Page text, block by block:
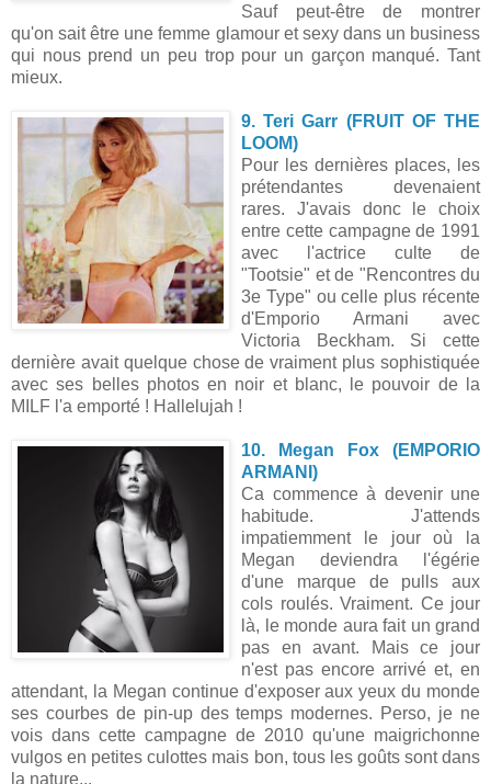
Sauf peut-être de montrer
qu'on sait être une femme glamour et sexy dans un business
qui nous prend un peu trop pour un garçon manqué. Tant
mieux.
9. Teri Garr (FRUIT OF THE
LOOM)
Pour les dernières places, les
prétendantes devenaient
rares. J'avais donc le choix
entre cette campagne de 1991
avec l'actrice culte de
"Tootsie" et de "Rencontres du
3e Type" ou celle plus récente
d'Emporio Armani avec
Victoria Beckham. Si cette
dernière avait quelque chose de vraiment plus sophistiquée
avec ses belles photos en noir et blanc, le pouvoir de la
MILF l'a emporté ! Hallelujah !
10. Megan Fox (EMPORIO
ARMANI)
Ca commence à devenir une
habitude. J'attends
impatiemment le jour où la
Megan deviendra l'égérie
d'une marque de pulls aux
cols roulés. Vraiment. Ce jour
là, le monde aura fait un grand
pas en avant. Mais ce jour
n'est pas encore arrivé et, en
attendant, la Megan continue d'exposer aux yeux du monde
ses courbes de pin-up des temps modernes. Perso, je ne
vois dans cette campagne de 2010 qu'une maigrichonne
vulgos en petites culottes mais bon, tous les goûts sont dans
la nature...